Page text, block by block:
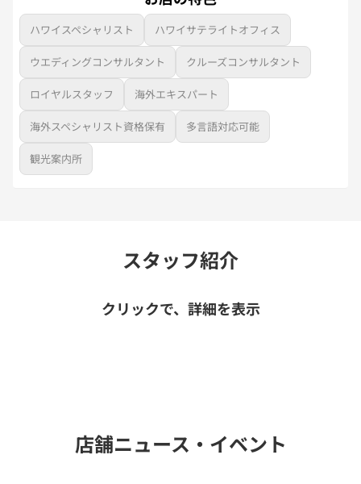
ハワイスペシャリスト ハワイサテライトオフィス
ウエディングコンサルタント クルーズコンサルタント
ロイヤルスタッフ 海外エキスパート
海外スペシャリスト資格保有 多言語対応可能
観光案内所
スタッフ紹介
クリックで、詳細を表示
店舗ニュース・イベント